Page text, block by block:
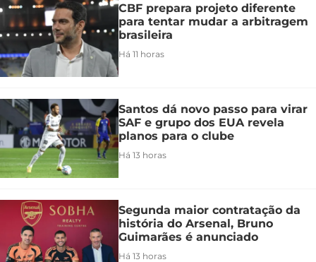
CBF prepara projeto diferente
para tentar mudar a arbitragem
brasileira
Há 11 horas
Santos dá novo passo para virar
SAF e grupo dos EUA revela
planos para o clube
Há 13 horas
Segunda maior contratação da
história do Arsenal, Bruno
Guimarães é anunciado
Há 13 horas